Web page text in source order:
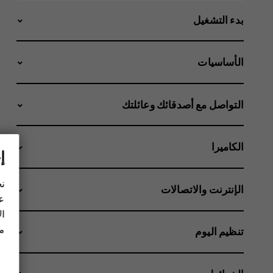
بدء التشغيل
الأساسيات
التواصل مع أصدقائك وعائلتك
الكاميرا
الإنترنت والاتصالات
تنظيم اليوم